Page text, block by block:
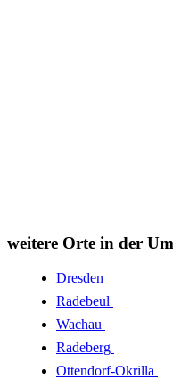
weitere Orte in der
Dresden
Radebeul
Wachau
Radeberg
Ottendorf-Okrilla